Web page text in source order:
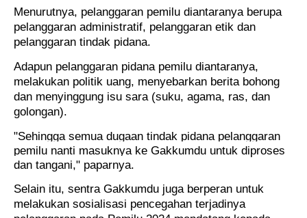
Menurutnya, pelanggaran pemilu diantaranya berupa
pelanggaran administratif, pelanggaran etik dan
pelanggaran tindak pidana.
Adapun pelanggaran pidana pemilu diantaranya,
melakukan politik uang, menyebarkan berita bohong
dan menyinggung isu sara (suku, agama, ras, dan
golongan).
"Sehingga semua dugaan tindak pidana pelanggaran
pemilu nanti masuknya ke Gakkumdu untuk diproses
dan tangani," paparnya.
Selain itu, sentra Gakkumdu juga berperan untuk
melakukan sosialisasi pencegahan terjadinya